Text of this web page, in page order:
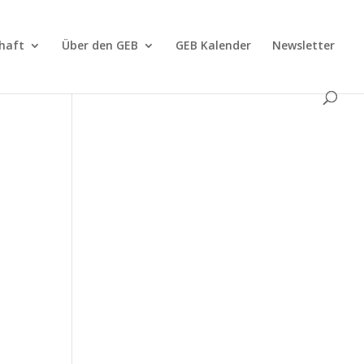
Über den GEB GEB Kalender Newsletter